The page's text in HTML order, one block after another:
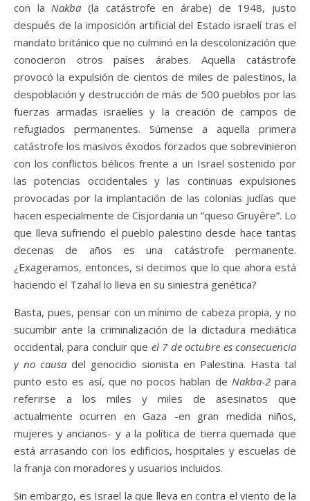
con laNakba (la catástrofe en árabe) de 1948, justo
después de la imposición artificial del Estado israelí tras el
mandato británico que no culminó en la descolonización que
conocieron otros países árabes. Aquella catástrofe
provocó la expulsión de cientos de miles de palestinos, la
despoblación y destrucción de más de 500 pueblos por las
fuerzas armadas israelíes y la creación de campos de
refugiados permanentes. Súmense a aquella primera
catástrofe los masivos éxodos forzados que sobrevinieron
con los conflictos bélicos frente a un Israel sostenido por
las potencias occidentales y las continuas expulsiones
provocadas por la implantación de las colonias judías que
hacen especialmente de Cisjordania un “queso Gruyêre”. Lo
que lleva sufriendo el pueblo palestino desde hace tantas
decenas de años es una catástrofe permanente.
¿Exageramos, entonces, si decimos que lo que ahora está
haciendo el Tzahal lo lleva en su siniestra genética?
Basta, pues, pensar con un mínimo de cabeza propia, y no
sucumbir ante la criminalización de la dictadura mediática
occidental, para concluir que el 7 de octubre es consecuencia
y no causa del genocidio sionista en Palestina. Hasta tal
punto esto es así, que no pocos hablan de Nakba-2para
referirse a los miles y miles de asesinatos que
actualmente ocurren en Gaza -en gran medida niños,
mujeres y ancianos- y a la política de tierra quemada que
está arrasando con los edificios, hospitales y escuelas de
la franja con moradores y usuarios incluidos.
Sin embargo, es Israel la que lleva en contra el viento de la